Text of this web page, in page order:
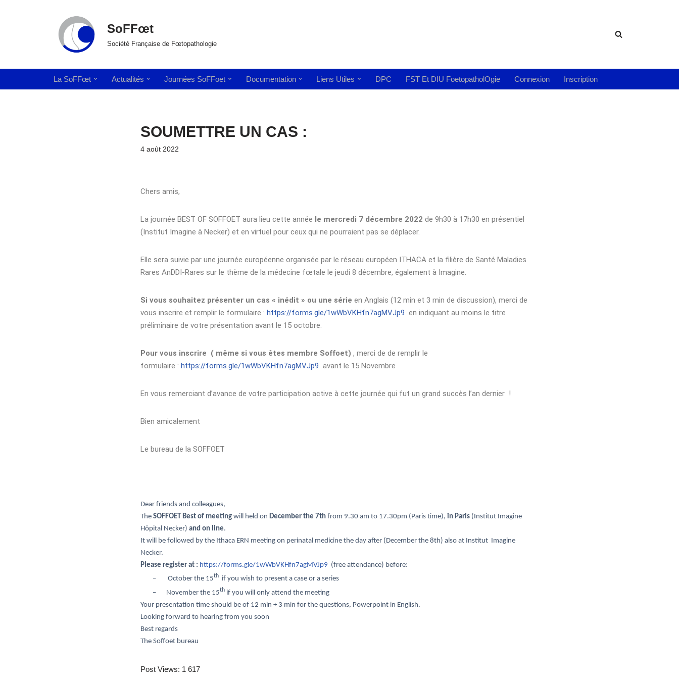
SoFFœt
Société Française de Fœtopathologie
La SoFFœt Actualités Journées SoFFoet Documentation Liens Utiles DPC FST Et DIU FoetopatholOgie Connexion Inscription
SOUMETTRE UN CAS :
4 août 2022
Chers amis,
La journée BEST OF SOFFOET aura lieu cette année le mercredi 7 décembre 2022 de 9h30 à 17h30 en présentiel
(Institut Imagine à Necker) et en virtuel pour ceux qui ne pourraient pas se déplacer.
Elle sera suivie par une journée européenne organisée par le réseau européen ITHACA et la filière de Santé Maladies
Rares AnDDI-Rares sur le thème de la médecine fœtale le jeudi 8 décembre, également à Imagine.
Si vous souhaitez présenter un cas « inédit » ou une série en Anglais (12 min et 3 min de discussion), merci de
vous inscrire et remplir le formulaire : https://forms.gle/1wWbVKHfn7agMVJp9 en indiquant au moins le titre
préliminaire de votre présentation avant le 15 octobre.
Pour vous inscrire ( même si vous êtes membre Soffoet) , merci de de remplir le
formulaire : https://forms.gle/1wWbVKHfn7agMVJp9 avant le 15 Novembre
En vous remerciant d’avance de votre participation active à cette journée qui fut un grand succès l’an dernier !
Bien amicalement
Le bureau de la SOFFOET
Dear friends and colleagues,
The SOFFOET Best of meetingwill held on December the 7thfrom 9.30 am to 17.30pm (Paris time), in Paris(Institut Imagine
Hôpital Necker) and on line.
It will be followed by the Ithaca ERN meeting on perinatal medicine the day after (December the 8th) also at Institut Imagine
Necker.
Please register at : https://forms.gle/1wWbVKHfn7agMVJp9 (free attendance) before:
–
October the 15th if you wish to present a case or a series
–
November the 15thif you will only attend the meeting
Your presentation time should be of 12 min + 3 min for the questions, Powerpoint in English.
Looking forward to hearing from you soon
Best regards
The Soffoet bureau
Post Views: 1 617